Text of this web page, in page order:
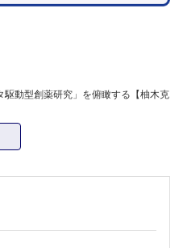
動型創薬研究」を俯瞰する【柚木克
よる標的タンパク質同定【室井
直，長田裕之】
薬物標的探索戦略【小形公亮，石